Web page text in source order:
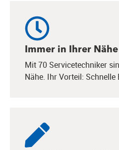
Immer in Ihrer Nähe
Mit 70 Servicetechniker
Nähe. Ihr Vorteil: Schnelle